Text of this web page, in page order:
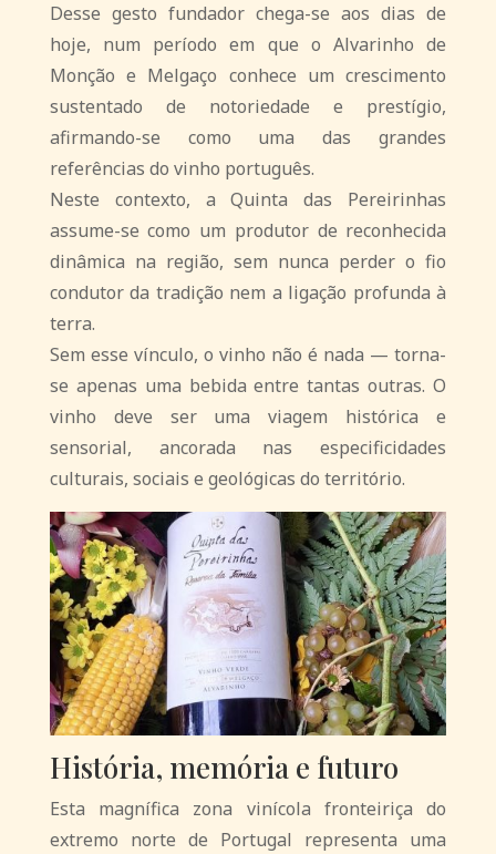
Desse gesto fundador chega-se aos dias de
hoje, num período em que o Alvarinho de
Monção e Melgaço conhece um crescimento
sustentado de notoriedade e prestígio,
afirmando-se como uma das grandes
referências do vinho português.
Neste contexto, a Quinta das Pereirinhas
assume-se como um produtor de reconhecida
dinâmica na região, sem nunca perder o fio
condutor da tradição nem a ligação profunda à
terra.
Sem esse vínculo, o vinho não é nada — torna-
se apenas uma bebida entre tantas outras. O
vinho deve ser uma viagem histórica e
sensorial, ancorada nas especificidades
culturais, sociais e geológicas do território.
História, memória e futuro
Esta magnífica zona vinícola fronteiriça do
extremo norte de Portugal representa uma